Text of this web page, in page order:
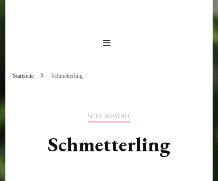
Startseite Schmetterling
SCHLAGWORT
Schmetterling